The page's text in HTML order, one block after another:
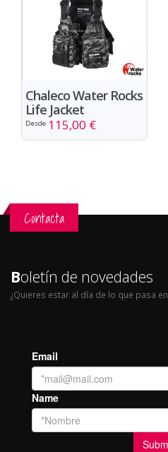
Chaleco Water Rocks
Life Jacket
Desde 115,00 €
Contacta
Boletín de novedades
¿Quieres estar al día de lo que pasa en